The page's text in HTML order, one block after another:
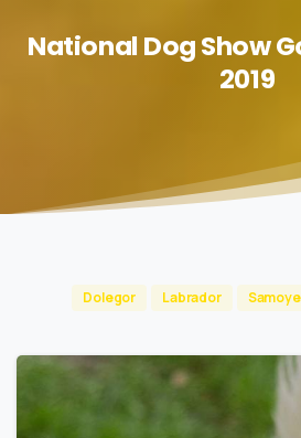
National DogShow
2019
Dolegor Labrador